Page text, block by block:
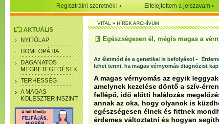
Regisztrálni szeretnék!
Elfelejtettem a jelszavam
AKTUÁLIS
NYITÓLAP
HOMEOPÁTIA
DAGANATOS
MEGBETEGEDÉSEK
TERHESSÉG
A MAGAS
KOLESZTERINSZINT
VITAL»HÍREK ARCHÍVUM
Egészségesen él, mégis magas a
Az életmód és a genetikai is befolyásol -
lehet tenni, ha magas vérnyomás diagnózist
A magas vérnyomás az egyik
amelynek kezelése döntő a szív-
fellépő, idő előtti halálozás
annak az oka, hogy olyanok is
egészségesen élnek és fittnek
érdemes változtatni és hogyan